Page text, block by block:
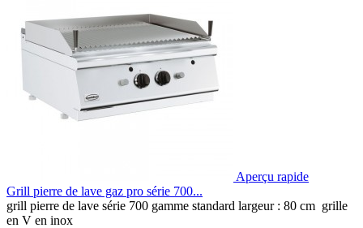
Aperçu rapide
Grill pierre de lave gaz pro série 700...
grill pierre de lave série 700 gamme standard largeur : 80 cm grille
en V en inox